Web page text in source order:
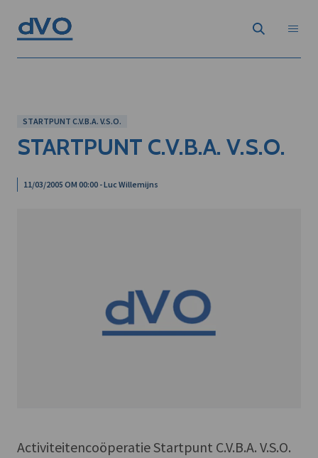
STARTPUNT C.V.B.A. V.S.O.
STARTPUNT C.V.B.A. V.S.O.
11/03/2005 OM 00:00 - Luc Willemijns
Activiteitencoöperatie Startpunt C.V.B.A. V.S.O.